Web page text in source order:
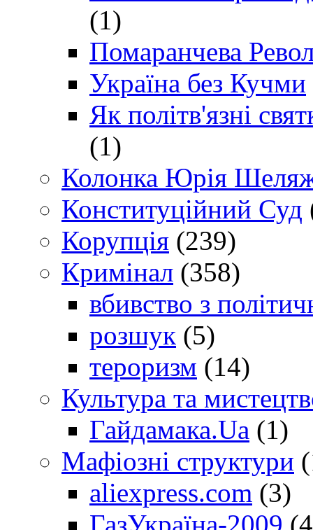
(1)
Помаранчева
Україна без Кучми
Як політв'язні
(1)
Колонка Юрія
Конституційний Суд
Корупція (239)
Кримінал (358)
вбивство з
розшук (5)
тероризм (14)
Культура та
Гайдамака.Ua (1)
Мафіозні структури
aliexpress.com (3)
ГазУкраїна-2009